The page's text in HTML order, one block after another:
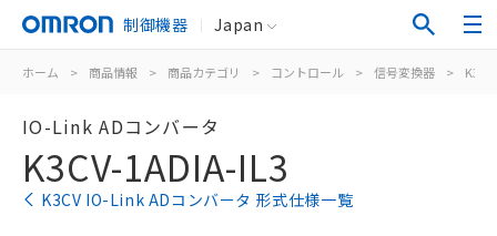
制御機器 Japan
ホーム > 商品情報 > 商品カテゴリ > コントロール > 信号変換器 > K3CV
IO-Link ADコンバータ
K3CV-1ADIA-IL3
K3CV IO-Link ADコンバータ 形式仕様一覧